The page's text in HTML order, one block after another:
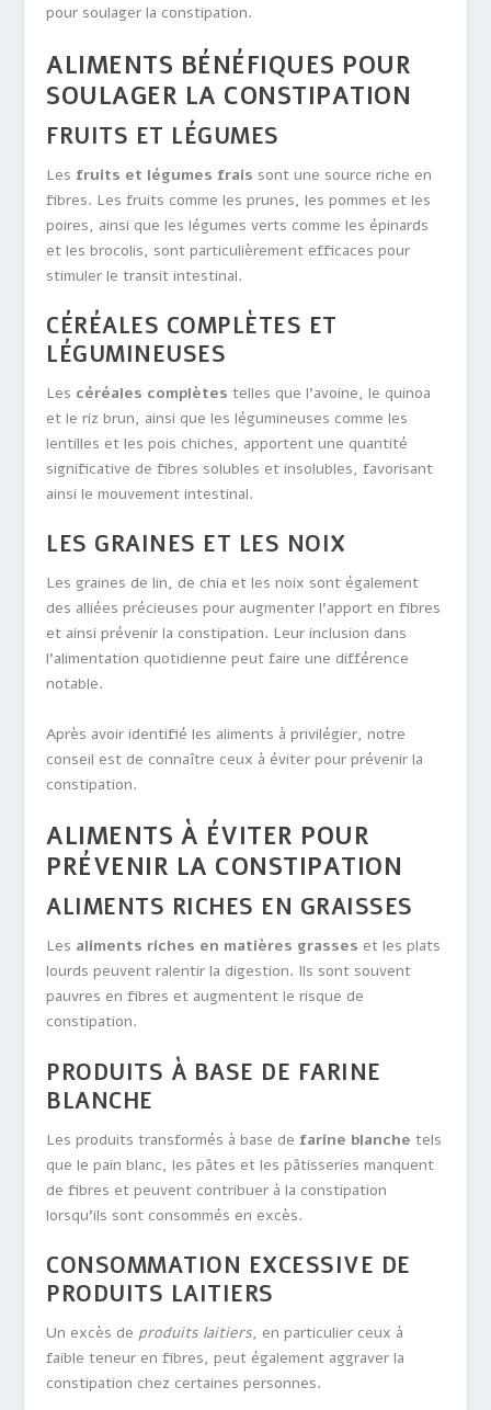
pour soulager la constipation.
ALIMENTS BÉNÉFIQUES POUR
SOULAGER LA CONSTIPATION
FRUITS ET LÉGUMES
Les fruits et légumes frais sont une source riche en
fibres. Les fruits comme les prunes, les pommes et les
poires, ainsi que les légumes verts comme les épinards
et les brocolis, sont particulièrement efficaces pour
stimuler le transit intestinal.
CÉRÉALES COMPLÈTES ET
LÉGUMINEUSES
Les céréales complètes telles que l’avoine, le quinoa
et le riz brun, ainsi que les légumineuses comme les
lentilles et les pois chiches, apportent une quantité
significative de fibres solubles et insolubles, favorisant
ainsi le mouvement intestinal.
LES GRAINES ET LES NOIX
Les graines de lin, de chia et les noix sont également
des alliées précieuses pour augmenter l’apport en fibres
et ainsi prévenir la constipation. Leur inclusion dans
l’alimentation quotidienne peut faire une différence
notable.
Après avoir identifié les aliments à privilégier, notre
conseil est de connaître ceux à éviter pour prévenir la
constipation.
ALIMENTS À ÉVITER POUR
PRÉVENIR LA CONSTIPATION
ALIMENTS RICHES EN GRAISSES
Les aliments riches en matières grasses et les plats
lourds peuvent ralentir la digestion. Ils sont souvent
pauvres en fibres et augmentent le risque de
constipation.
PRODUITS À BASE DE FARINE
BLANCHE
Les produits transformés à base de farine blanche tels
que le pain blanc, les pâtes et les pâtisseries manquent
de fibres et peuvent contribuer à la constipation
lorsqu’ils sont consommés en excès.
CONSOMMATION EXCESSIVE DE
PRODUITS LAITIERS
Un excès de produits laitiers, en particulier ceux à
faible teneur en fibres, peut également aggraver la
constipation chez certaines personnes.